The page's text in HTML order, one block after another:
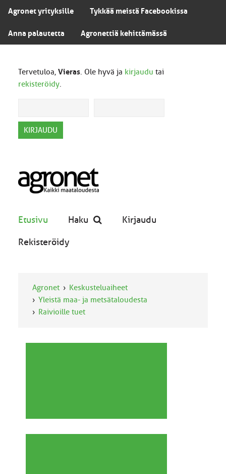
Agronet yrityksille Tykkää meistä Facebookissa
Anna palautetta Agronettiä kehittämässä
Tervetuloa, Vieras. Ole hyvä ja kirjaudu tai
rekisteröidy.
Etusivu Haku Kirjaudu
Rekisteröidy
Agronet
Keskusteluaiheet
Yleistä maa- ja metsätaloudesta
Raivioille tuet